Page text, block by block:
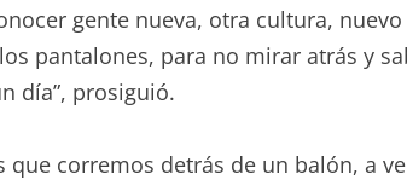
gente nueva, otra cultura,
pantalones, para no mirar atrás y
día”, prosiguió.
que corremos detrás de un balón, a